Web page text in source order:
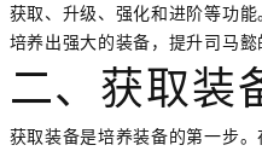
获取、升级、强化和进阶等功
培养出强大的装备，提升司马懿
二、获取装
获取装备是培养装备的第一步